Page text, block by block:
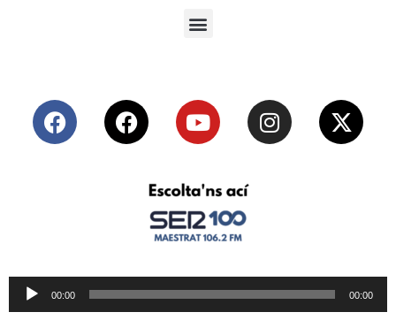
Reproductor
de
00:00 00:00